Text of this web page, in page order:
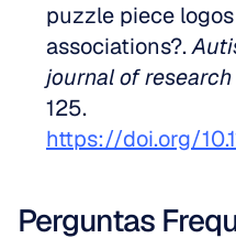
puzzle piece
associations?.
journal of
https://doi.org/
Perguntas